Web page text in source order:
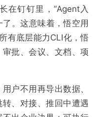
走向分化
其他
在钉钉里，“Agent入
了。这意味着，悟空用
有底层能力CLI化，悟
批、会议、文档、项
户不用再导出数据、
、对接、推回中遭遇